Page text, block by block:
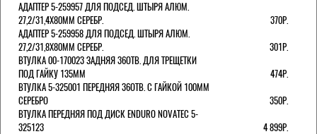
АДАПТЕР 5-259957 ДЛЯ ПОДСЕД. ШТЫРЯ АЛЮМ.
27,2/31,4Х80ММ СЕРЕБР.
370Р.
АДАПТЕР 5-259958 ДЛЯ ПОДСЕД. ШТЫРЯ АЛЮМ.
27,2/31,8Х80ММ СЕРЕБР.
301Р.
ВТУЛКА 00-170023 ЗАДНЯЯ 36ОТВ. ДЛЯ ТРЕЩЕТКИ
ПОД ГАЙКУ 135ММ
474Р.
ВТУЛКА 5-325001 ПЕРЕДНЯЯ 36ОТВ. С ГАЙКОЙ 100ММ
СЕРЕБРО
350Р.
ВТУЛКА ПЕРЕДНЯЯ ПОД ДИСК ENDURO NOVATEC 5-
325123
4 899Р.